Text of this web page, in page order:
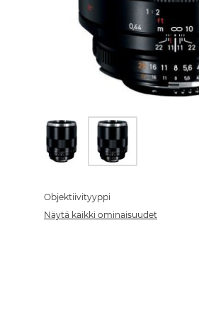
the
beginning
of
Objektiivityyppi
Näytä kaikki ominaisuudet